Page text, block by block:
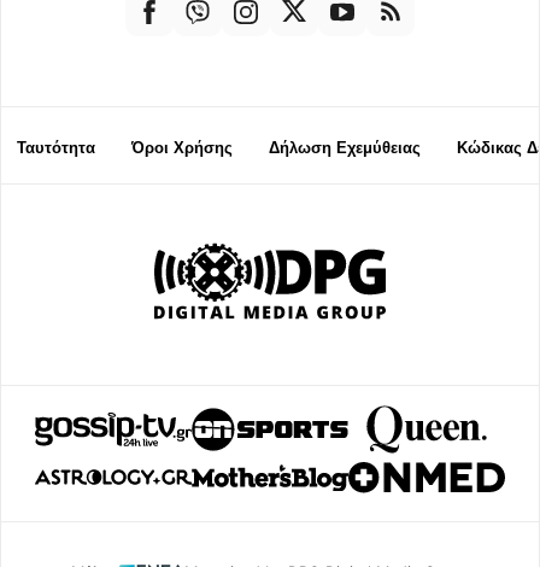
Ταυτότητα Όροι Χρήσης Δήλωση Εχεμύθειας Κώδικας